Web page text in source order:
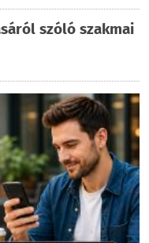
szóló szakmai